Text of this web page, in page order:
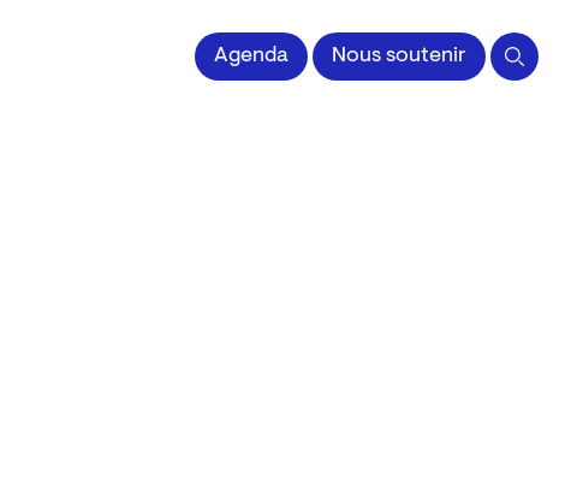
l'Image impriméeAgenda Nous soutenir